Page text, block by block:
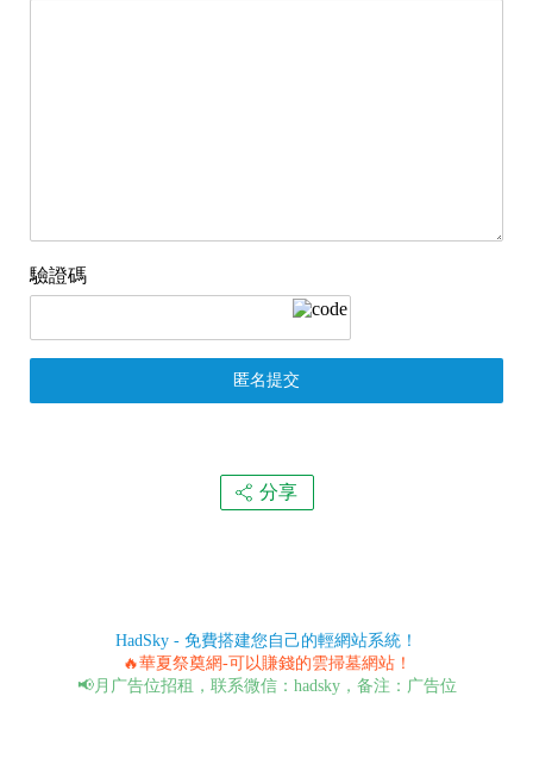
驗證碼
匿名提交
分享
HadSky - 免費搭建您自己的輕網站系統！
🔥華夏祭奠網-可以賺錢的雲掃墓網站！
📢月广告位招租，联系微信：hadsky，备注：广告位